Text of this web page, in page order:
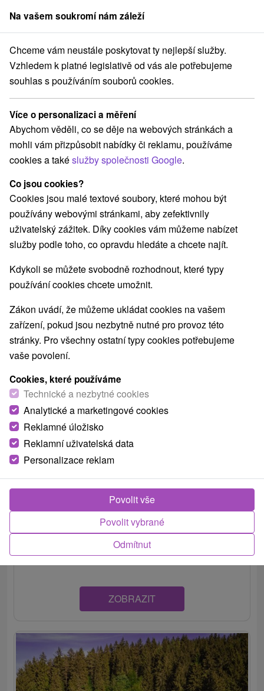
člen skupinySorger
Penzióny Stredné Slovensko Žilinský kraj Dolný Kubín
Penzióny Dolný Kubín
Kategorie
Všechny kategorie
Hotely na Slovensku (1)
Apartmány(5) Chaty na prenájom(26) Drevenice
Penzióny Ubytovne
Vyberte lokalitu nebo termín
VŠECHNY NEJLEVNĚJŠÍ NEJDRAŽŠÍ PODLE
Penzión u Sovy Dolný Kubín
Dolný Kubín
Priestranný rodinný penzión v rekreačnom prostredí
blízko lesa, len 4 km od centra mesta Dolný...
ZOBRAZIT
Na vašem soukromí nám záleží
Chceme vám neustále poskytovat ty nejlepší služby.
Vzhledem k platné legislativě od vás ale potřebujeme
souhlas s používáním souborů cookies.
Více o personalizaci a měření
Abychom věděli, co se děje na webových stránkách a
mohli vám přizpůsobit nabídky či reklamu, používáme
cookies a takéslužby společnosti Google.
Co jsou cookies?
Cookies jsou malé textové soubory, které mohou být
používány webovými stránkami, aby zefektivnily
uživatelský zážitek. Díky cookies vám můžeme nabízet
služby podle toho, co opravdu hledáte a chcete najít.
Kdykoli se můžete svobodně rozhodnout, které typy
používání cookies chcete umožnit.
Zákon uvádí, že můžeme ukládat cookies na vašem
zařízení, pokud jsou nezbytně nutné pro provoz této
stránky. Pro všechny ostatní typy cookies potřebujeme
vaše povolení.
Cookies, které používáme
Technické a nezbytné cookies
Analytické a marketingové cookies
Reklamné úložisko
Reklamní uživatelská data
Personalizace reklam
Odmítnut
Povolit vybrané
Povolit vše